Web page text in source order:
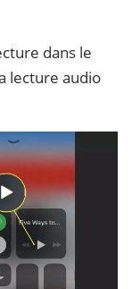
dans le
lecture audio